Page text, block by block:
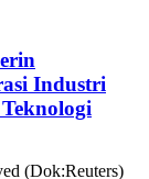
Industri